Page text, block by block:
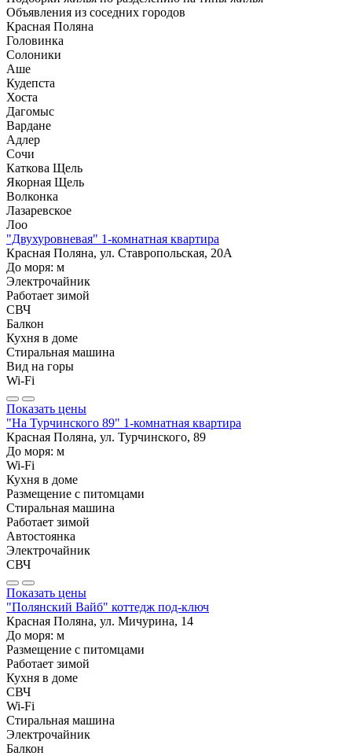
Объявления из соседних городов
Красная Поляна
Головинка
Солоники
Аше
Кудепста
Хоста
Дагомыс
Вардане
Адлер
Сочи
Каткова Щель
Якорная Щель
Волконка
Лазаревское
Лоо
"Двухуровневая" 1-комнатная квартира
Красная Поляна, ул. Ставропольская, 20А
До моря: м
Электрочайник
Работает зимой
СВЧ
Балкон
Кухня в доме
Стиральная машина
Вид на горы
Wi-Fi
Показать цены
"На Турчинского 89" 1-комнатная квартира
Красная Поляна, ул. Турчинского, 89
До моря: м
Wi-Fi
Кухня в доме
Размещение с питомцами
Стиральная машина
Работает зимой
Автостоянка
Электрочайник
СВЧ
Показать цены
"Полянский Вайб" коттедж под-ключ
Красная Поляна, ул. Мичурина, 14
До моря: м
Размещение с питомцами
Работает зимой
Кухня в доме
СВЧ
Wi-Fi
Стиральная машина
Электрочайник
Балкон